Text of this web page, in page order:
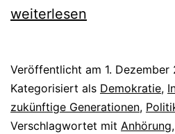
weiterlesen
Veröffentlicht am 1. Dezember
Kategorisiert als Demokratie,
zukünftige Generationen,
Verschlagwortet mit Anhörung,